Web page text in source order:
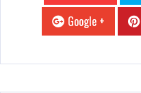
Google +